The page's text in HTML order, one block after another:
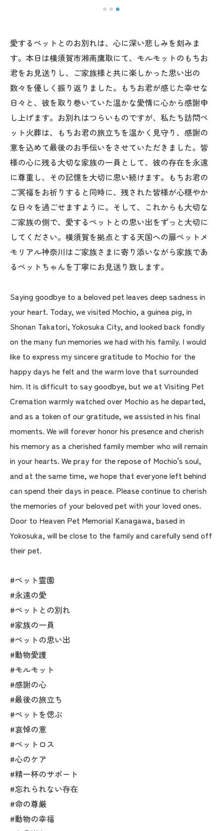
愛するペットとのお別れは、心に深い悲しみを刻みま
す。本日は横須賀市湘南鷹取にて、モルモットのもちお
君をお見送りし、ご家族様と共に楽しかった思い出の
数々を優しく振り返りました。もちお君が感じた幸せな
日々と、彼を取り巻いていた温かな愛情に心から感謝申
し上げます。お別れはつらいものですが、私たち訪問ペ
ット火葬は、もちお君の旅立ちを温かく見守り、感謝の
意を込めて最後のお手伝いをさせていただきました。皆
様の心に残る大切な家族の一員として、彼の存在を永遠
に尊重し、その記憶を大切に思い続けます。もちお君の
ご冥福をお祈りすると同時に、残された皆様が心穏やか
な日々を過ごせますように。そして、これからも大切な
ご家族の側で、愛するペットとの思い出をずっと大切に
してください。横須賀を拠点とする天国への扉ペットメ
モリアル神奈川はご家族さまに寄り添いながら家族であ
るペットちゃんを丁寧にお見送り致します。
Saying goodbye to a beloved pet leaves deep sadness in
your heart. Today, we visited Mochio, a guinea pig, in
Shonan Takatori, Yokosuka City, and looked back fondly
on the many fun memories we had with his family. I would
like to express my sincere gratitude to Mochio for the
happy days he felt and the warm love that surrounded
him. It is difficult to say goodbye, but we at Visiting Pet
Cremation warmly watched over Mochio as he departed,
and as a token of our gratitude, we assisted in his final
moments. We will forever honor his presence and cherish
his memory as a cherished family member who will remain
in your hearts. We pray for the repose of Mochio's soul,
and at the same time, we hope that everyone left behind
can spend their days in peace. Please continue to cherish
the memories of your beloved pet with your loved ones.
Door to Heaven Pet Memorial Kanagawa, based in
Yokosuka, will be close to the family and carefully send off
their pet.
#ペット霊園
#永遠の愛
#ペットとの別れ
#家族の一員
#ペットの思い出
#動物愛護
#モルモット
#感謝の心
#最後の旅立ち
#ペットを偲ぶ
#哀悼の意
#ペットロス
#心のケア
#精一杯のサポート
#忘れられない存在
#命の尊厳
#動物の幸福